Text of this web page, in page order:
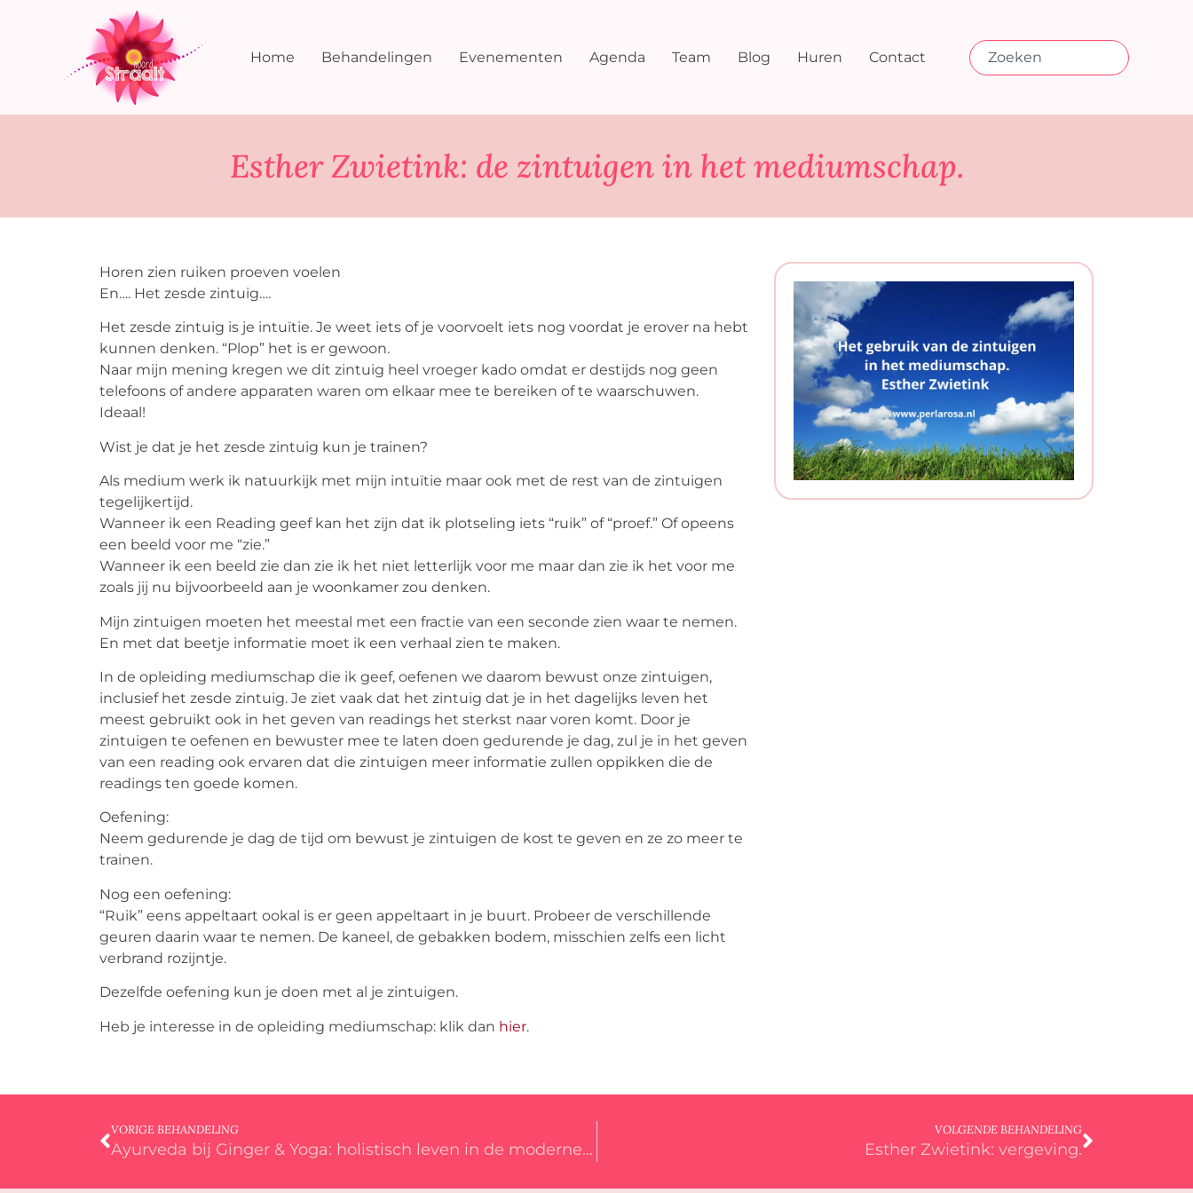
Home Behandelingen Evenementen Agenda Team Blog Huren Contact
Esther Zwietink: de zintuigen in het mediumschap.
Horen zien ruiken proeven voelen
En…. Het zesde zintuig….
Het zesde zintuig is je intuïtie. Je weet iets of je voorvoelt iets nog voordat je erover na hebt
kunnen denken. “Plop” het is er gewoon.
Naar mijn mening kregen we dit zintuig heel vroeger kado omdat er destijds nog geen
telefoons of andere apparaten waren om elkaar mee te bereiken of te waarschuwen.
Ideaal!
Wist je dat je het zesde zintuig kun je trainen?
Als medium werk ik natuurkijk met mijn intuïtie maar ook met de rest van de zintuigen
tegelijkertijd.
Wanneer ik een Reading geef kan het zijn dat ik plotseling iets “ruik” of “proef.” Of opeens
een beeld voor me “zie.”
Wanneer ik een beeld zie dan zie ik het niet letterlijk voor me maar dan zie ik het voor me
zoals jij nu bijvoorbeeld aan je woonkamer zou denken.
Mijn zintuigen moeten het meestal met een fractie van een seconde zien waar te nemen.
En met dat beetje informatie moet ik een verhaal zien te maken.
In de opleiding mediumschap die ik geef, oefenen we daarom bewust onze zintuigen,
inclusief het zesde zintuig. Je ziet vaak dat het zintuig dat je in het dagelijks leven het
meest gebruikt ook in het geven van readings het sterkst naar voren komt. Door je
zintuigen te oefenen en bewuster mee te laten doen gedurende je dag, zul je in het geven
van een reading ook ervaren dat die zintuigen meer informatie zullen oppikken die de
readings ten goede komen.
Oefening:
Neem gedurende je dag de tijd om bewust je zintuigen de kost te geven en ze zo meer te
trainen.
Nog een oefening:
“Ruik” eens appeltaart ookal is er geen appeltaart in je buurt. Probeer de verschillende
geuren daarin waar te nemen. De kaneel, de gebakken bodem, misschien zelfs een licht
verbrand rozijntje.
Dezelfde oefening kun je doen met al je zintuigen.
Heb je interesse in de opleiding mediumschap: klik dan hier.
VORIGE BEHANDELING
Ayurveda bij Ginger & Yoga: holistisch leven in de moderne wereld
VOLGENDE BEHANDELING
Esther Zwietink: vergeving.